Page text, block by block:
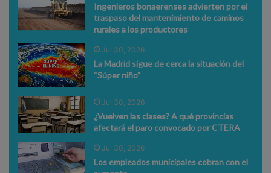
Ingenieros bonaerenses advierten por el
traspaso del mantenimiento de caminos
rurales a los productores
Jul 30, 2026
La Madrid sigue de cerca la situación del
“Súper niño”
Jul 30, 2026
¿Vuelven las clases? A qué provincias
afectará el paro convocado por CTERA
Jul 30, 2026
Los empleados municipales cobran con el